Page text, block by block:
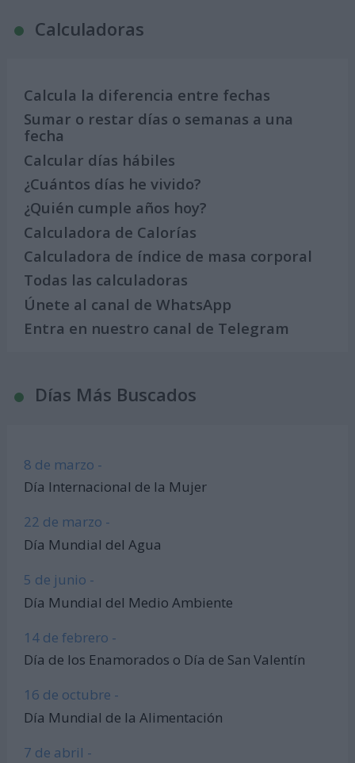
Calculadoras
Calcula la diferencia entre fechas
Sumar o restar días o semanas a una
fecha
Calcular días hábiles
¿Cuántos días he vivido?
¿Quién cumple años hoy?
Calculadora de Calorías
Calculadora de índice de masa corporal
Todas las calculadoras
Únete al canal de WhatsApp
Entra en nuestro canal de Telegram
Días Más Buscados
8 de marzo -
Día Internacional de la Mujer
22 de marzo -
Día Mundial del Agua
5 de junio -
Día Mundial del Medio Ambiente
14 de febrero -
Día de los Enamorados o Día de San Valentín
16 de octubre -
Día Mundial de la Alimentación
7 de abril -